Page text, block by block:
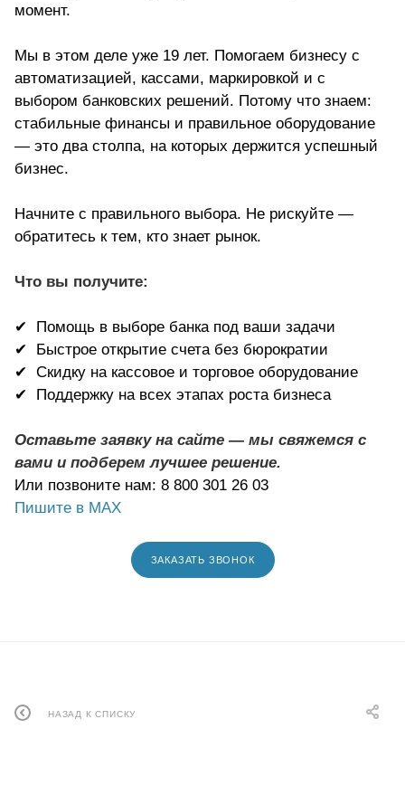
момент.
Мы в этом деле уже 19 лет. Помогаем бизнесу с
автоматизацией, кассами, маркировкой и с
выбором банковских решений. Потому что знаем:
стабильные финансы и правильное оборудование
— это два столпа, на которых держится успешный
бизнес.
Начните с правильного выбора. Не рискуйте —
обратитесь к тем, кто знает рынок.
Что вы получите:
✔ Помощь в выборе банка под ваши задачи
✔ Быстрое открытие счета без бюрократии
✔ Скидку на кассовое и торговое оборудование
✔ Поддержку на всех этапах роста бизнеса
Оставьте заявку на сайте — мы свяжемся с
вами и подберем лучшее решение.
Или позвоните нам: 8 800 301 26 03
Пишите в МАХ
ЗАКАЗАТЬ ЗВОНОК
НАЗАД К СПИСКУ